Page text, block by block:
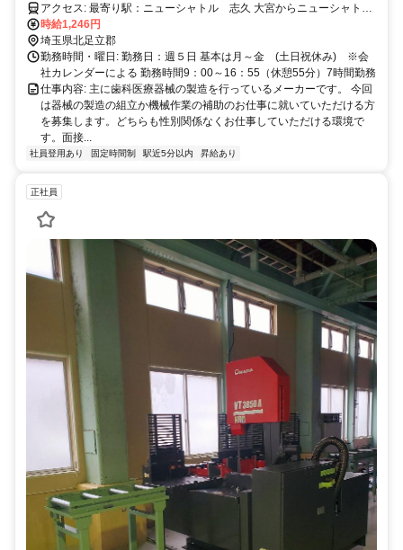
アクセス: 最寄り駅：ニューシャトル 志久 大宮からニューシャトル
で20分 最寄り駅から徒歩5分程度 その他の通勤手段：バス・自転
車・バイク・車・徒歩
時給1,246円
埼玉県北足立郡
勤務時間・曜日: 勤務日：週５日 基本は月～金 (土日祝休み) ※会
社カレンダーによる 勤務時間9：00～16：55（休憩55分）7時間勤務
仕事内容: 主に歯科医療器械の製造を行っているメーカーです。 今回
は器械の製造の組立か機械作業の補助のお仕事に就いていただける方
を募集します。どちらも性別関係なくお仕事していただける環境で
す。面接...
社員登用あり 固定時間制 駅近5分以内 昇給あり
正社員